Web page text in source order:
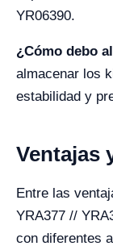
YR06390.
¿Cómo debo
almacenar los
estabilidad y
Ventajas
Entre las
YRA377 //
con diferentes